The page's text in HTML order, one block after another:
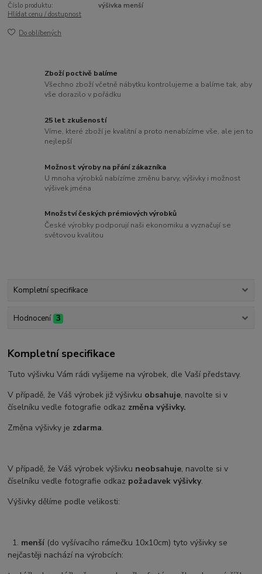
Číslo produktu:
výšivka menší
Hlídat cenu / dostupnost
Do oblíbených
Zboží poctivě balíme
Všechno zboží včetně nábytku kontrolujeme a balíme tak, aby
vše dorazilo v pořádku
25 let zkušeností
Víme, které zboží je kvalitní a proto nenabízíme vše, ale jen to
nejlepší
Možnost výroby na přání zákazníka
U mnoha výrobků nabízíme změnu barvy, výšivky i možnost
výšivek jména
Množství českých prémiových výrobků
České výrobky podporují naši ekonomiku a vyznačují se
světovou kvalitou
Kompletní specifikace
Hodnocení 3
Kompletní specifikace
Tuto výšivku Vám rádi vyšijeme na výrobek, dle Vaší představy.
V případě, že Váš výrobek již výšivku obsahuje, navolte si v
číselníku vedle fotografie odkaz změna výšivky.
Změna výšivky je zdarma.
V případě, že Váš výrobek výšivku neobsahuje, navolte si v
číselníku vedle fotografie odkaz požadavek výšivky.
Výšivky dělíme podle velikosti:
1. menší (do vyšívacího rámečku 10x10cm) tyto výšivky se
nejčastěji nachází na výrobcích: